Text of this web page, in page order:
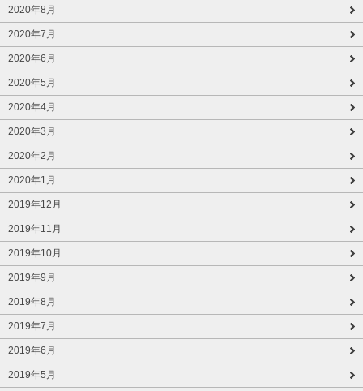
2020年8月
2020年7月
2020年6月
2020年5月
2020年4月
2020年3月
2020年2月
2020年1月
2019年12月
2019年11月
2019年10月
2019年9月
2019年8月
2019年7月
2019年6月
2019年5月